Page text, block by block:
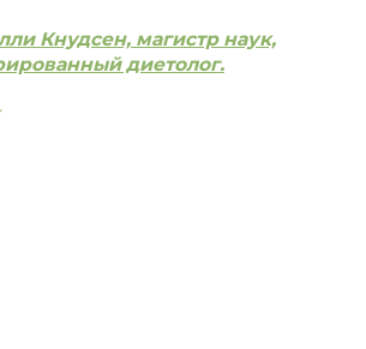
Кнудсен, магистр наук,
диетолог.